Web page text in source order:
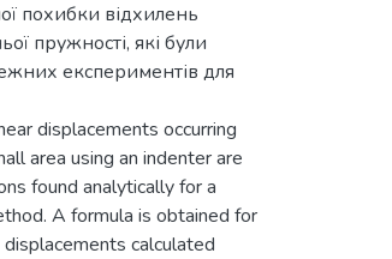
похибки відхилень
пружності, які були
експериментів для
displacements occurring
area using an indenter are
found analytically for a
A formula is obtained for
calculated